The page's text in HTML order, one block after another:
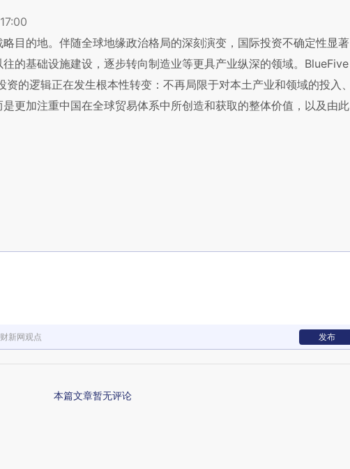
目的地。伴随全球地缘政治格局的深刻演变，国际投资不确定性显著
的基础设施建设，逐步转向制造业等更具产业纵深的领域。BlueFive
的逻辑正在发生根本性转变：不再局限于对本土产业和领域的投入、
更加注重中国在全球贸易体系中所创造和获取的整体价值，以及由此
新网观点 发布
本篇文章暂无评论